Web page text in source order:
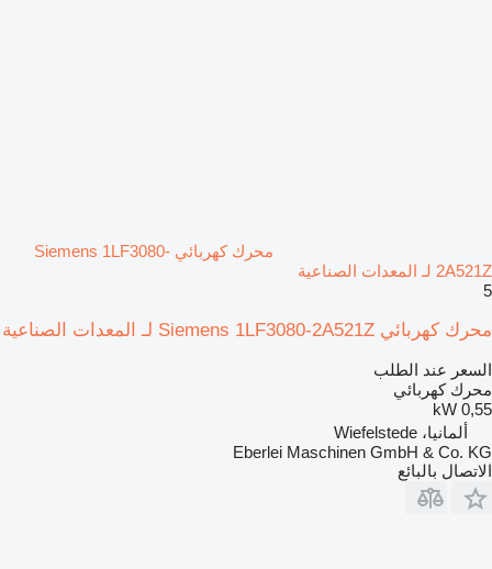
محرك كهربائي Siemens 1LF3080-
2A521Z لـ المعدات الصناعية
5
محرك كهربائي Siemens 1LF3080-2A521Z لـ المعدات الصناعية
السعر عند الطلب
محرك كهربائي
0,55 kW
ألمانيا، Wiefelstede
Eberlei Maschinen GmbH & Co. KG
الاتصال بالبائع